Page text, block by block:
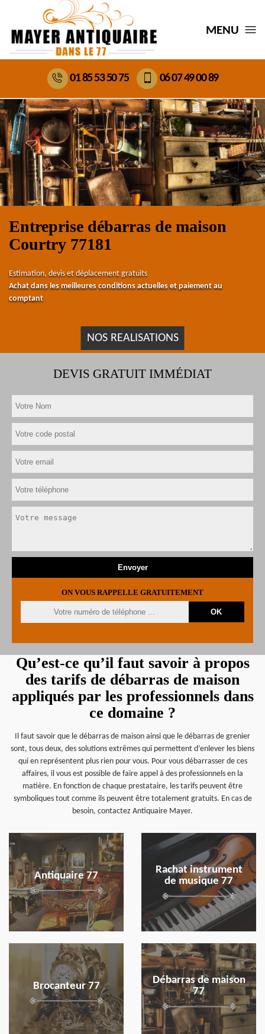
MENU
01 85 53 50 75 06 07 49 00 89
Entreprise débarras de maison
Courtry 77181
Estimation, devis et déplacement gratuits
Achat dans les meilleures conditions actuelles et paiement au
comptant
NOS REALISATIONS
DEVIS GRATUIT IMMÉDIAT
ON VOUS RAPPELLE GRATUITEMENT
Qu’est-ce qu’il faut savoir à propos
des tarifs de débarras de maison
appliqués par les professionnels dans
ce domaine ?
Il faut savoir que le débarras de maison ainsi que le débarras de grenier
sont, tous deux, des solutions extrêmes qui permettent d’enlever les biens
qui en représentent plus rien pour vous. Pour vous débarrasser de ces
affaires, il vous est possible de faire appel à des professionnels en la
matière. En fonction de chaque prestataire, les tarifs peuvent être
symboliques tout comme ils peuvent être totalement gratuits. En cas de
besoin, contactez Antiquaire Mayer.
Antiquaire 77
en savoir plus
Rachat instrument
de musique 77
en savoir plus
Brocanteur 77
en savoir plus
Débarras de maison
77
en savoir plus